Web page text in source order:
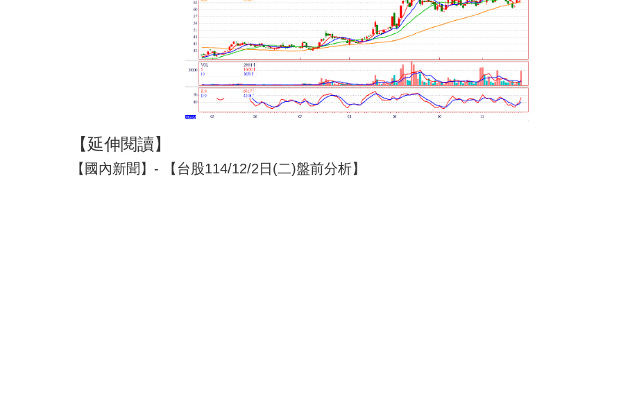
【延伸閱讀】
【國內新聞】- 【台股114/12/2日(二)盤前分析】